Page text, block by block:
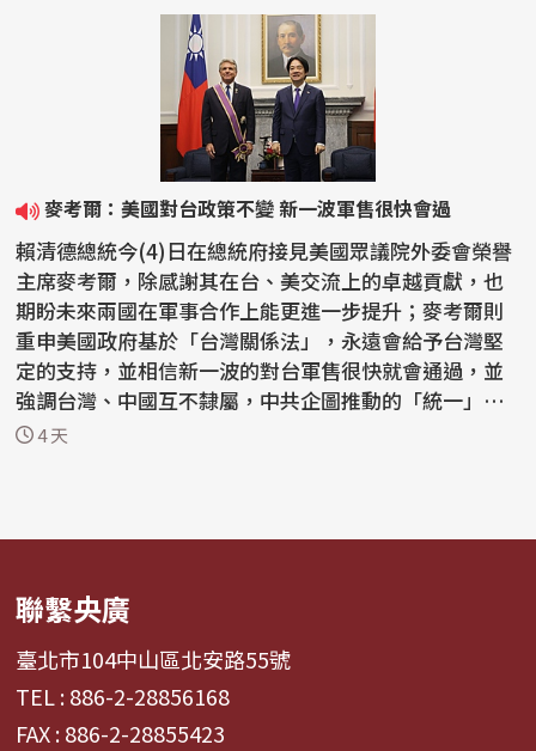
麥考爾：美國對台政策不變 新一波軍售很快會過
賴清德總統今(4)日在總統府接見美國眾議院外委會榮譽
主席麥考爾，除感謝其在台、美交流上的卓越貢獻，也
期盼未來兩國在軍事合作上能更進一步提升；麥考爾則
重申美國政府基於「台灣關係法」，永遠會給予台灣堅
定的支持，並相信新一波的對台軍售很快就會通過，並
強調台灣、中國互不隸屬，中共企圖推動的「統一」絕
不會...
4 天
聯繫央廣
臺北市104中山區北安路55號
TEL : 886-2-28856168
FAX : 886-2-28855423